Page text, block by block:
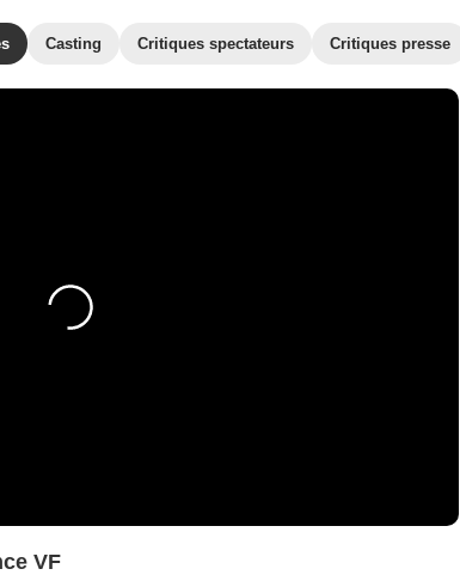
Casting Critiques spectateurs Critiques presse
VF